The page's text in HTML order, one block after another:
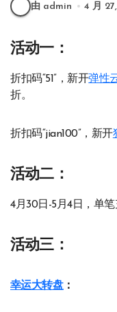
由 admin 4 月
活动一：
折扣码“51”，新开弹性
折。
折扣码“jian100”，新开
活动二：
4月30日-5月4日，单
活动三：
幸运大转盘：